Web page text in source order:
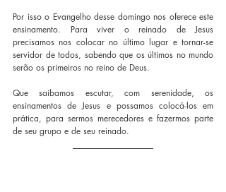
Por isso o Evangelho desse domingo nos oferece este
ensinamento. Para viver o reinado de Jesus
precisamos nos colocar no último lugar e tornar-se
servidor de todos, sabendo que os últimos no mundo
serão os primeiros no reino de Deus.
Que saibamos escutar, com serenidade, os
ensinamentos de Jesus e possamos colocá-los em
prática, para sermos merecedores e fazermos parte
de seu grupo e de seu reinado.